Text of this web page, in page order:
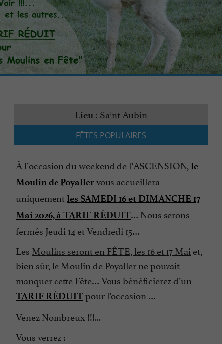
Lieu : Saint-Aubin
FÊTES POPULAIRES
À l’occasion du weekend de l’ASCENSION, le
Moulin de Poyallervous accueillera
uniquementles SAMEDI 16 et DIMANCHE 17
Mai 2026, à TARIF RÉDUIT… Nous serons
fermés Jeudi 14 et Vendredi 15…
Les Moulins seront en FÊTE, les 16 et 17 Mai et,
bien sûr, le Moulin de Poyaller ne pouvait
manquer cette Fête… Vous bénéficierez d’un
TARIF RÉDUITpour l’occasion …
Venez Nombreux !!!...
Vous verrez :